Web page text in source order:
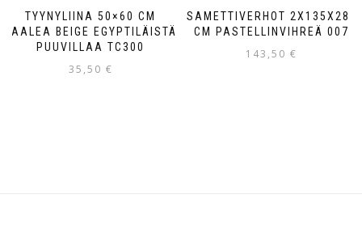
TYYNYLIINA 50×60 CM
VAALEA BEIGE EGYPTILÄISTÄ
PUUVILLAA TC300
35,50 €
SAMETTIVERHOT 2X135X280
CM PASTELLINVIHREÄ 007
143,50 €